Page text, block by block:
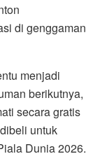
di genggaman
menjadi
berikutnya,
secara gratis
untuk
Dunia 2026.